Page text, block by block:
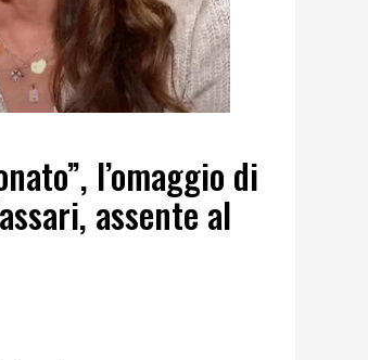
l’omaggio di
assente al